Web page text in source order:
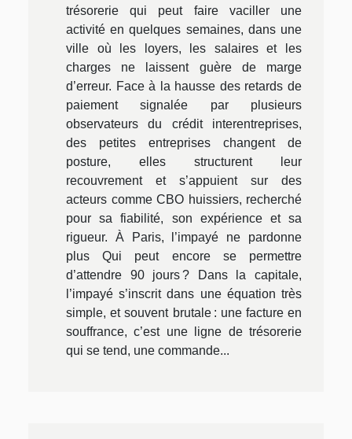
trésorerie qui peut faire vaciller une
activité en quelques semaines, dans une
ville où les loyers, les salaires et les
charges ne laissent guère de marge
d’erreur. Face à la hausse des retards de
paiement signalée par plusieurs
observateurs du crédit interentreprises,
des petites entreprises changent de
posture, elles structurent leur
recouvrement et s’appuient sur des
acteurs comme CBO huissiers, recherché
pour sa fiabilité, son expérience et sa
rigueur. À Paris, l’impayé ne pardonne
plus Qui peut encore se permettre
d’attendre 90 jours ? Dans la capitale,
l’impayé s’inscrit dans une équation très
simple, et souvent brutale : une facture en
souffrance, c’est une ligne de trésorerie
qui se tend, une commande...